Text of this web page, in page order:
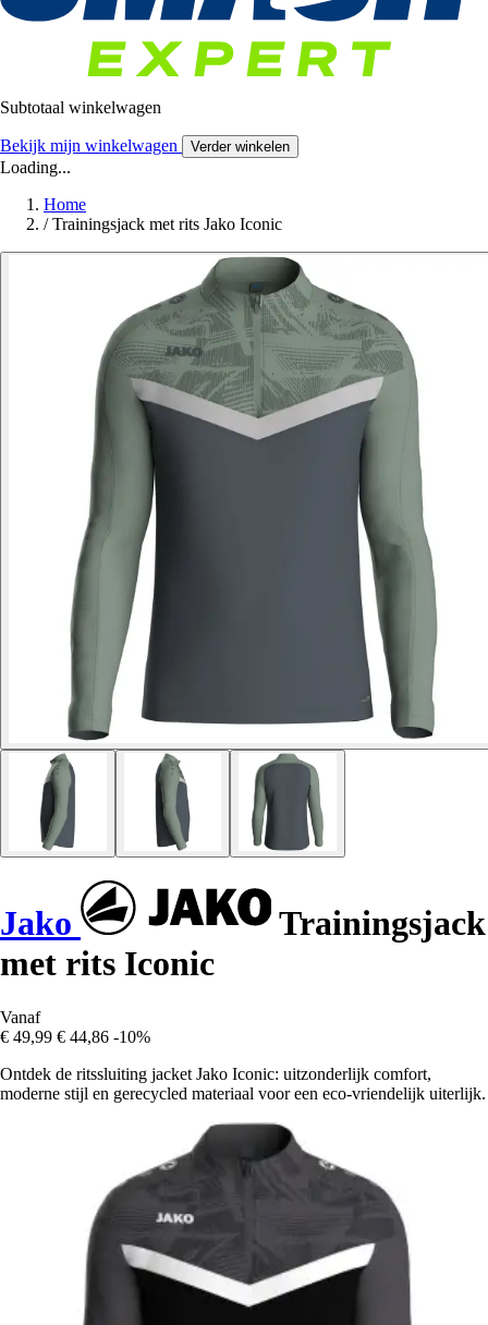
Subtotaal winkelwagen
Bekijk mijn winkelwagen Verder winkelen
Loading...
Home
/ Trainingsjack met rits Jako Iconic
Jako
Trainingsjack
met rits Iconic
Vanaf
€ 49,99 € 44,86 -10%
Ontdek de ritssluiting jacket Jako Iconic: uitzonderlijk comfort,
moderne stijl en gerecycled materiaal voor een eco-vriendelijk uiterlijk.